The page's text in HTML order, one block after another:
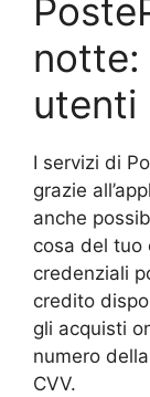
notte:
utenti
I servizi di
grazie
anche
cosa del tuo
credenziali
credito
gli acquisti
numero
CVV.